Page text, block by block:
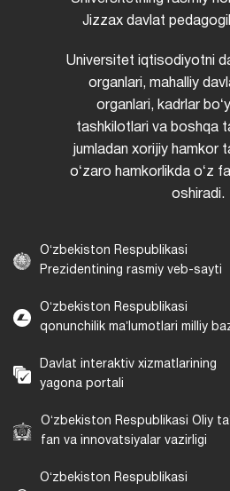
Jizzax davlat
Universitet iqtisodiyotni
organlari, mahalliy
organlari, kadrlar
tashkilotlari va boshqa
jumladan xorijiy hamkor
oʻzaro hamkorlikda oʻz
oshiradi.
Oʻzbekiston Respublikasi
Prezidentining rasmiy veb-sayti
Oʻzbekiston Respublikasi
qonunchilik maʼlumotlari milliy
Davlat interaktiv xizmatlarining
yagona portali
Oʻzbekiston Respublikasi Oliy
fan va innovatsiyalar vazirligi
Oʻzbekiston Respublikasi